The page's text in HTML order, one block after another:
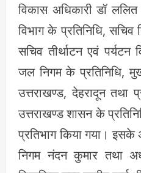
विकास अधिकारी डॉ ललित
विभाग के प्रतिनिधि, सचिव
सचिव तीर्थाटन एवं पर्यटन
जल निगम के प्रतिनिधि,
उत्तराखण्ड, देहरादून तथा
उत्तराखण्ड शासन के
प्रतिभाग किया गया।
निगम नंदन कुमार तथा